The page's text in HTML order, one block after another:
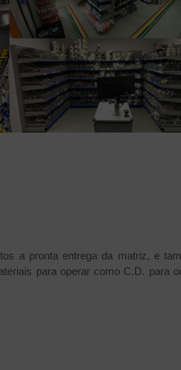
a pronta entrega da matriz, e
para operar como C.D. para